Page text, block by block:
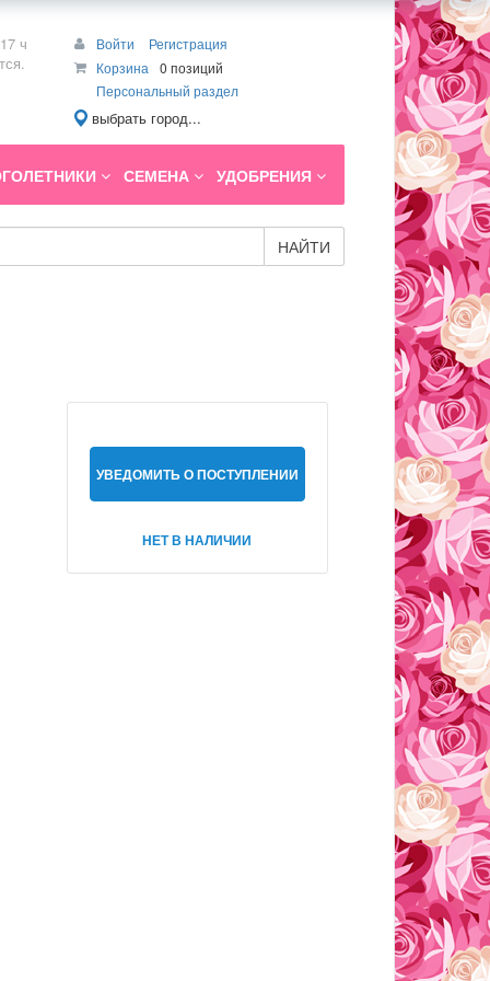
ч
Войти
Регистрация
Корзина
0 позиций
Персональный раздел
выбрать город...
СЕМЕНА УДОБРЕНИЯ
НАЙТИ
УВЕДОМИТЬ О ПОСТУПЛЕНИИ
НЕТ В НАЛИЧИИ